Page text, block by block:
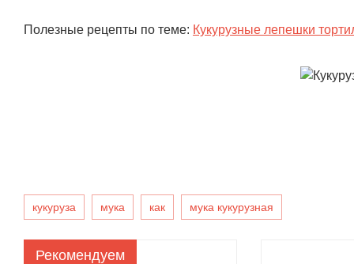
Полезные рецепты по теме: Кукурузные лепешки
кукуруза мука как мука кукурузная
Рекомендуем